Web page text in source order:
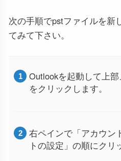
次の手順でpstファイルを新
てみて下さい。
Outlookを起動して上
をクリックします。
右ペインで「アカウ
トの設定」の順にクリ